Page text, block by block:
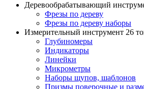
Деревообрабатывающий
Фрезы по дереву
Фрезы по дереву наборы
Измерительный инструмент 26
Глубиномеры
Индикаторы
Линейки
Микрометры
Наборы щупов, шаблонов
Призмы поверочные и